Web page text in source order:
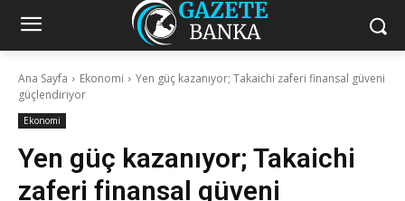
Ana Sayfa Ekonomi
Yen güç kazanıyor; Takaichi zaferi finansal güveni
güçlendiriyor
Ekonomi
Yen güç kazanıyor; Takaichi
zaferi finansal güveni